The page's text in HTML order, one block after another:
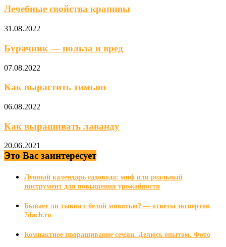
Лечебные свойства крапивы
31.08.2022
Бурачник — польза и вред
07.08.2022
Как вырастить тимьян
06.08.2022
Как выращивать лаванду
20.06.2021
Это Вас заинтересует
Лунный календарь садовода: миф или реальный
инструмент для повышения урожайности
Бывает ли тыква с белой мякотью? — ответы экспертов
7dach.ru
Компактное проращивание семян. Делюсь опытом. Фото